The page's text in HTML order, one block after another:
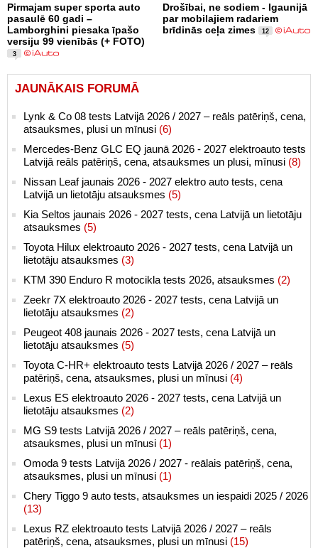
Pirmajam super sporta auto
pasaulē 60 gadi –
Lamborghini piesaka īpašo
versiju 99 vienībās (+ FOTO)
3
Drošībai, ne sodiem - Igaunijā
par mobilajiem radariem
brīdinās ceļa zimes
12
JAUNĀKAIS FORUMĀ
Lynk & Co 08 tests Latvijā 2026 / 2027 – reāls patēriņš, cena,
atsauksmes, plusi un mīnusi (6)
Mercedes-Benz GLC EQ jaunā 2026 - 2027 elektroauto tests
Latvijā reāls patēriņš, cena, atsauksmes un plusi, mīnusi (8)
Nissan Leaf jaunais 2026 - 2027 elektro auto tests, cena
Latvijā un lietotāju atsauksmes (5)
Kia Seltos jaunais 2026 - 2027 tests, cena Latvijā un lietotāju
atsauksmes (5)
Toyota Hilux elektroauto 2026 - 2027 tests, cena Latvijā un
lietotāju atsauksmes (3)
KTM 390 Enduro R motocikla tests 2026, atsauksmes (2)
Zeekr 7X elektroauto 2026 - 2027 tests, cena Latvijā un
lietotāju atsauksmes (2)
Peugeot 408 jaunais 2026 - 2027 tests, cena Latvijā un
lietotāju atsauksmes (5)
Toyota C-HR+ elektroauto tests Latvijā 2026 / 2027 – reāls
patēriņš, cena, atsauksmes, plusi un mīnusi (4)
Lexus ES elektroauto 2026 - 2027 tests, cena Latvijā un
lietotāju atsauksmes (2)
MG S9 tests Latvijā 2026 / 2027 – reāls patēriņš, cena,
atsauksmes, plusi un mīnusi (1)
Omoda 9 tests Latvijā 2026 / 2027 - reālais patēriņš, cena,
atsauksmes, plusi un mīnusi (1)
Chery Tiggo 9 auto tests, atsauksmes un iespaidi 2025 / 2026
(13)
Lexus RZ elektroauto tests Latvijā 2026 / 2027 – reāls
patēriņš, cena, atsauksmes, plusi un mīnusi (15)